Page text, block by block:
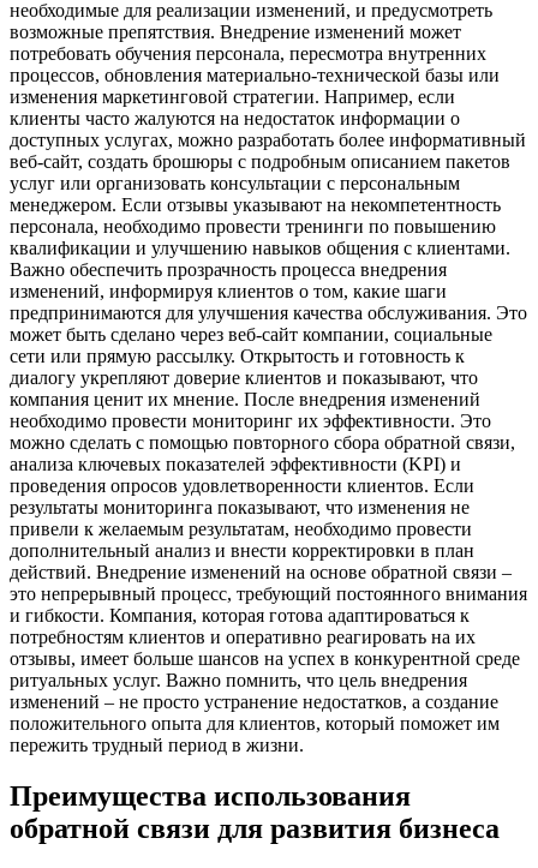
необходимые для реализации изменений, и предусмотреть
возможные препятствия. Внедрение изменений может
потребовать обучения персонала, пересмотра внутренних
процессов, обновления материально-технической базы или
изменения маркетинговой стратегии. Например, если
клиенты часто жалуются на недостаток информации о
доступных услугах, можно разработать более информативный
веб-сайт, создать брошюры с подробным описанием пакетов
услуг или организовать консультации с персональным
менеджером. Если отзывы указывают на некомпетентность
персонала, необходимо провести тренинги по повышению
квалификации и улучшению навыков общения с клиентами.
Важно обеспечить прозрачность процесса внедрения
изменений, информируя клиентов о том, какие шаги
предпринимаются для улучшения качества обслуживания. Это
может быть сделано через веб-сайт компании, социальные
сети или прямую рассылку. Открытость и готовность к
диалогу укрепляют доверие клиентов и показывают, что
компания ценит их мнение. После внедрения изменений
необходимо провести мониторинг их эффективности. Это
можно сделать с помощью повторного сбора обратной связи,
анализа ключевых показателей эффективности (KPI) и
проведения опросов удовлетворенности клиентов. Если
результаты мониторинга показывают, что изменения не
привели к желаемым результатам, необходимо провести
дополнительный анализ и внести корректировки в план
действий. Внедрение изменений на основе обратной связи –
это непрерывный процесс, требующий постоянного внимания
и гибкости. Компания, которая готова адаптироваться к
потребностям клиентов и оперативно реагировать на их
отзывы, имеет больше шансов на успех в конкурентной среде
ритуальных услуг. Важно помнить, что цель внедрения
изменений – не просто устранение недостатков, а создание
положительного опыта для клиентов, который поможет им
пережить трудный период в жизни.
Преимущества использования
обратной связи для развития бизнеса